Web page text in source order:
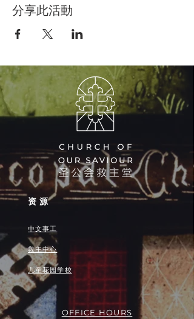
分享此活動
资源
中文事工
救主中心
儿童花园学校
OFFICE HOURS